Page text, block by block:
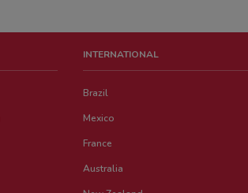
INTERNATIONAL
Brazil
Mexico
France
Australia